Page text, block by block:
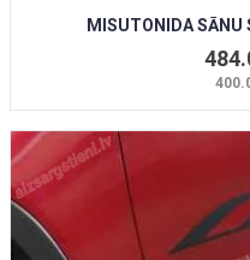
MISUTONIDA SĀNU